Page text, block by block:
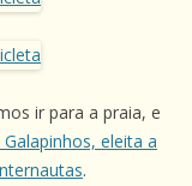
ir para a praia, e
eleita a
.